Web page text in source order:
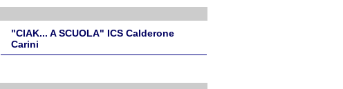
"CIAK... A SCUOLA" ICS Calderone
Carini